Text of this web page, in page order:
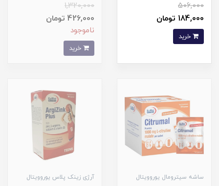
506,000
184,000 تومان
1,320,000
426,000 تومان
ناموجود
ساشه سیترومال یوروویتال آرژی زینک پلاس یوروویتال